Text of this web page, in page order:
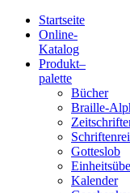
Verlag
Druckerei
Startseite
Online-
Katalog
Produkt–
palette
Bücher
Braille-
Gotteslob
Kalender